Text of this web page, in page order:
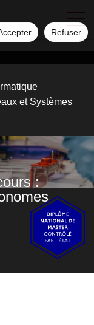
Refuser
et Systèmes
: